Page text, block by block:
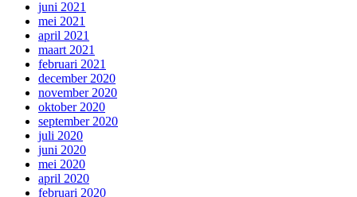
juni 2021
mei 2021
april 2021
maart 2021
februari 2021
december 2020
november 2020
oktober 2020
september 2020
juli 2020
juni 2020
mei 2020
april 2020
februari 2020